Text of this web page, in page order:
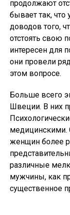
продолжают
бывает так,
доводов того,
отстоять свою
интересен для
они провели
этом вопросе.
Больше всего
Швеции. В них
медицинскими.
женщин более
различные
мужчины, как
существенное